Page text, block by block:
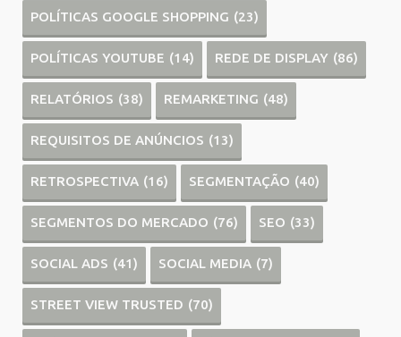
POLÍTICAS GOOGLE SHOPPING (23)
POLÍTICAS YOUTUBE (14) REDE DE DISPLAY (86)
RELATÓRIOS (38) REMARKETING (48)
REQUISITOS DE ANÚNCIOS (13)
RETROSPECTIVA (16) SEGMENTAÇÃO (40)
SEGMENTOS DO MERCADO (76) SEO (33)
SOCIAL ADS (41) SOCIAL MEDIA (7)
STREET VIEW TRUSTED (70)